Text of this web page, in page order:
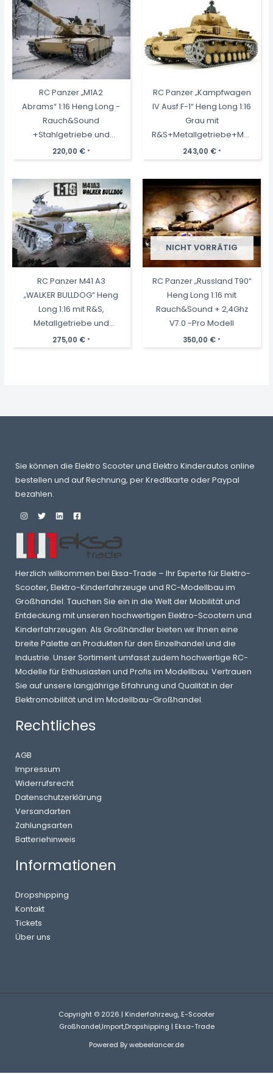
RC Panzer „M1A2
Abrams“ 1:16 Heng Long -
Rauch&Sound
+Stahlgetriebe und
2,4Ghz -V 7.0
220,00 € *
RC Panzer „Kampfwagen
IV Ausf.F-1“ Heng Long 1:16
Grau mit
+2,4Ghz -PRO -V7.0
243,00 € *
RC Panzer M41 A3
„WALKER BULLDOG“ Heng
Long 1:16 mit R&S,
Metallgetriebe und
Metallketten -2,4Ghz V7.0
275,00 € *
NICHT VORRÄTIG
RC Panzer „Russland T90“
Heng Long 1:16 mit
Rauch&Sound + 2,4Ghz
V7.0 -Pro Modell
350,00 € *
Sie können die Elektro Scooter und Elektro Kinderautos online
bestellen und auf Rechnung, per Kreditkarte oder Paypal
bezahlen.
Herzlich willkommen bei Eksa-Trade – Ihr Experte für Elektro-
Scooter, Elektro-Kinderfahrzeuge und RC-Modellbau im
Großhandel. Tauchen Sie ein in die Welt der Mobilität und
Entdeckung mit unseren hochwertigen Elektro-Scootern und
Kinderfahrzeugen. Als Großhändler bieten wir Ihnen eine
breite Palette an Produkten für den Einzelhandel und die
Industrie. Unser Sortiment umfasst zudem hochwertige RC-
Modelle für Enthusiasten und Profis im Modellbau. Vertrauen
Sie auf unsere langjährige Erfahrung und Qualität in der
Elektromobilität und im Modellbau-Großhandel.
Rechtliches
AGB
Impressum
Widerrufsrecht
Datenschutzerklärung
Versandarten
Zahlungsarten
Batteriehinweis
Informationen
Dropshipping
Kontakt
Tickets
Über uns
Copyright © 2026 | Kinderfahrzeug, E-Scooter
Großhandel,Import,Dropshipping | Eksa-Trade
Powered By webeelancer.de